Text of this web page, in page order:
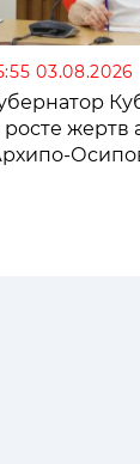
03.08.2026
росте жертв